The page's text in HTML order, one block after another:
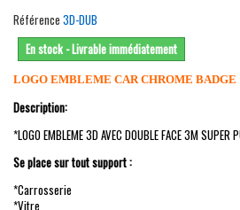
Référence 3D-DUB
En stock - Livrable immédiatement
LOGO EMBLEME CAR CHROME BADGE
Description:
*LOGO EMBLEME 3D AVEC DOUBLE FACE 3M SUPER
Se place sur tout support :
*Carrosserie
*Vitre